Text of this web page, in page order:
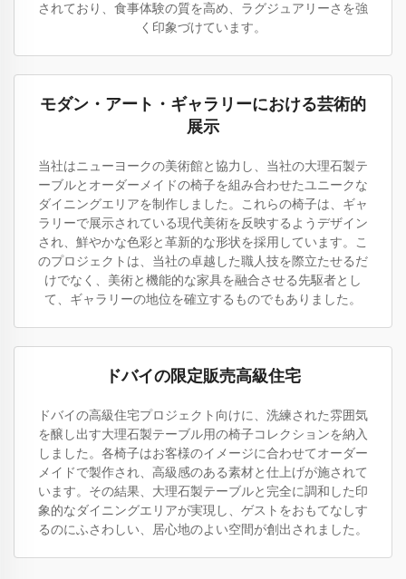
されており、食事体験の質を高め、ラグジュアリーさを強
く印象づけています。
モダン・アート・ギャラリーにおける芸術的
展示
当社はニューヨークの美術館と協力し、当社の大理石製テ
ーブルとオーダーメイドの椅子を組み合わせたユニークな
ダイニングエリアを制作しました。これらの椅子は、ギャ
ラリーで展示されている現代美術を反映するようデザイン
され、鮮やかな色彩と革新的な形状を採用しています。こ
のプロジェクトは、当社の卓越した職人技を際立たせるだ
けでなく、美術と機能的な家具を融合させる先駆者とし
て、ギャラリーの地位を確立するものでもありました。
ドバイの限定販売高級住宅
ドバイの高級住宅プロジェクト向けに、洗練された雰囲気
を醸し出す大理石製テーブル用の椅子コレクションを納入
しました。各椅子はお客様のイメージに合わせてオーダー
メイドで製作され、高級感のある素材と仕上げが施されて
います。その結果、大理石製テーブルと完全に調和した印
象的なダイニングエリアが実現し、ゲストをおもてなしす
るのにふさわしい、居心地のよい空間が創出されました。